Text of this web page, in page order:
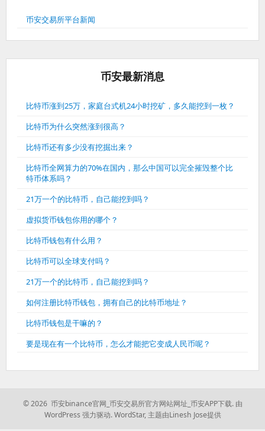
币安交易所平台新闻
币安最新消息
比特币涨到25万，家庭台式机24小时挖矿，多久能挖到一枚？
比特币为什么突然涨到很高？
比特币还有多少没有挖掘出来？
比特币全网算力的70%在国内，那么中国可以完全摧毁整个比
特币体系吗？
21万一个的比特币，自己能挖到吗？
虚拟货币钱包你用的哪个？
比特币钱包有什么用？
比特币可以全球支付吗？
21万一个的比特币，自己能挖到吗？
如何注册比特币钱包，拥有自己的比特币地址？
比特币钱包是干嘛的？
要是现在有一个比特币，怎么才能把它变成人民币呢？
© 2026 币安binance官网_币安交易所官方网站网址_币安APP下载. 由
WordPress 强力驱动. WordStar, 主题由Linesh Jose提供